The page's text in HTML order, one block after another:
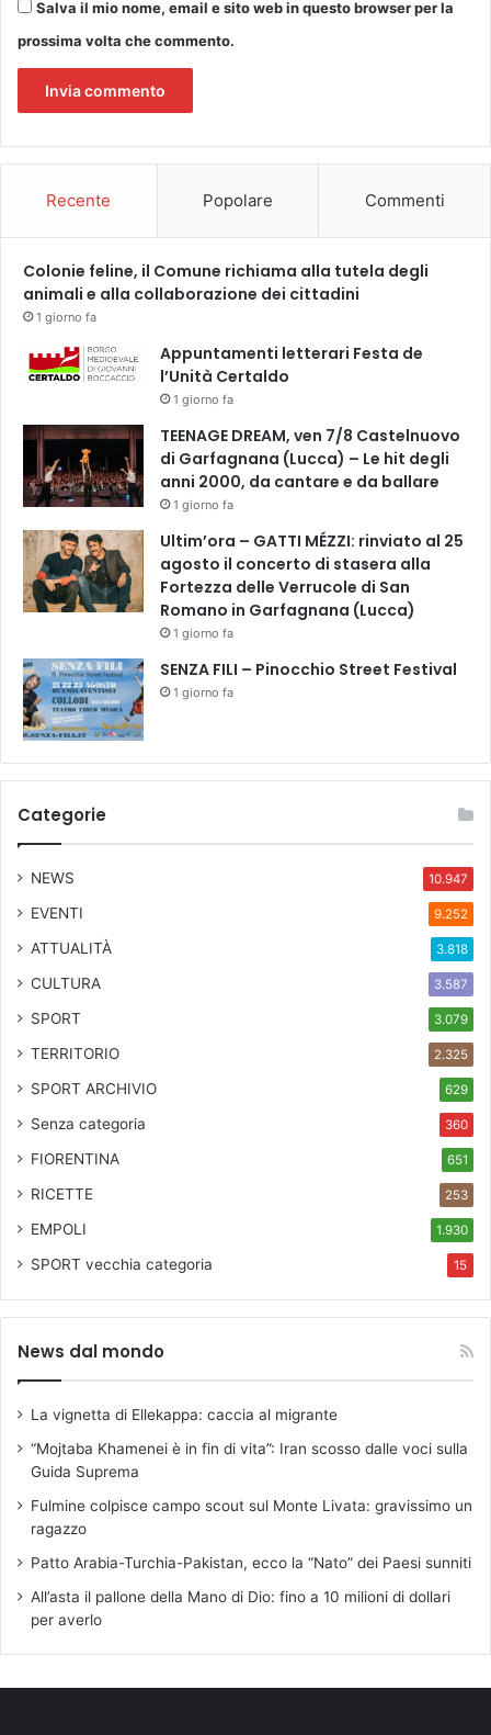
Salva il mio nome, email e sito web in questo browser per la
prossima volta che commento.
Recente Popolare Commenti
Colonie feline, il Comune richiama alla tutela degli
animali e alla collaborazione dei cittadini
1 giorno fa
Appuntamenti letterari Festa de
l’Unità Certaldo
1 giorno fa
TEENAGE DREAM, ven 7/8 Castelnuovo
di Garfagnana (Lucca) – Le hit degli
anni 2000, da cantare e da ballare
1 giorno fa
Ultim’ora – GATTI MÉZZI: rinviato al 25
agosto il concerto di stasera alla
Fortezza delle Verrucole di San
Romano in Garfagnana (Lucca)
1 giorno fa
SENZA FILI – Pinocchio Street Festival
1 giorno fa
Categorie
NEWS 10.947
EVENTI 9.252
ATTUALITÀ 3.818
CULTURA 3.587
SPORT 3.079
TERRITORIO 2.325
SPORT ARCHIVIO 629
Senza categoria 360
FIORENTINA 651
RICETTE 253
EMPOLI 1.930
SPORT vecchia categoria 15
News dal mondo
La vignetta di Ellekappa: caccia al migrante
“Mojtaba Khamenei è in fin di vita”: Iran scosso dalle voci sulla
Guida Suprema
Fulmine colpisce campo scout sul Monte Livata: gravissimo un
ragazzo
Patto Arabia-Turchia-Pakistan, ecco la “Nato” dei Paesi sunniti
All’asta il pallone della Mano di Dio: fino a 10 milioni di dollari
per averlo